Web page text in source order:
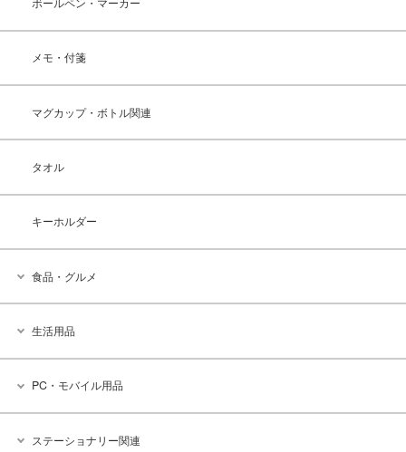
メモ・付箋
マグカップ・ボトル関連
タオル
キーホルダー
食品・グルメ
生活用品
PC・モバイル用品
ステーショナリー関連